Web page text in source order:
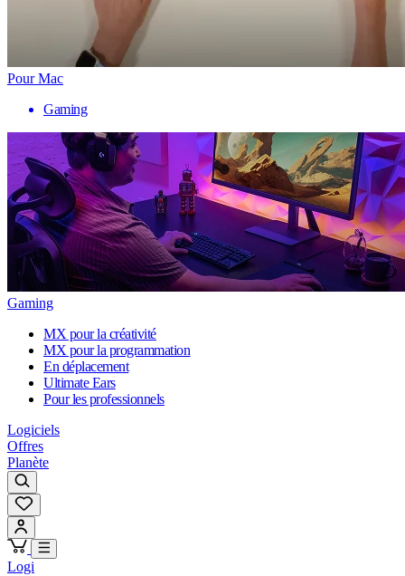
Pour Mac
Gaming
Gaming
MX pour la créativité
MX pour la programmation
En déplacement
Ultimate Ears
Pour les professionnels
Logiciels
Offres
Planète
Logi